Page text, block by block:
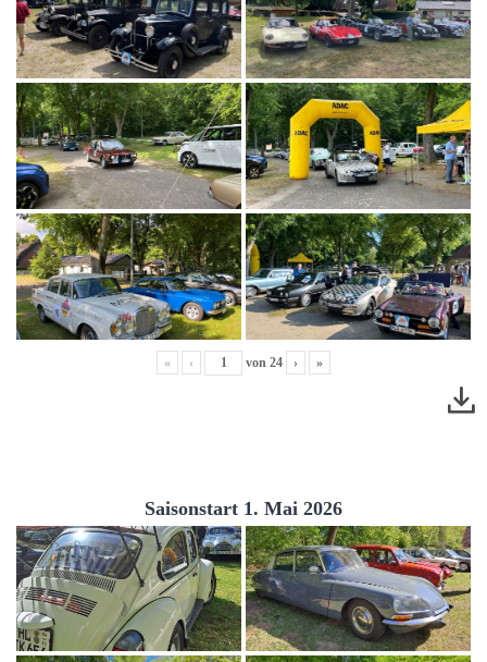
« ‹ von 24 › »
Saisonstart 1. Mai 2026